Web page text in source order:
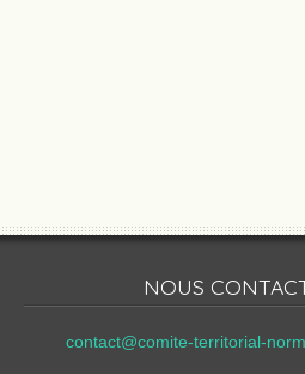
NOUS
contact@comite-territorial-